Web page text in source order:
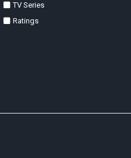
TV Series
Ratings